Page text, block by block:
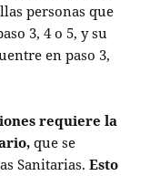
personas que
3, 4 o 5, y su
en paso 3,
requiere la
que se
Sanitarias.Esto